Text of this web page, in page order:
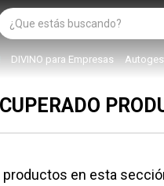
DIVINO para Empresas
productos en esta